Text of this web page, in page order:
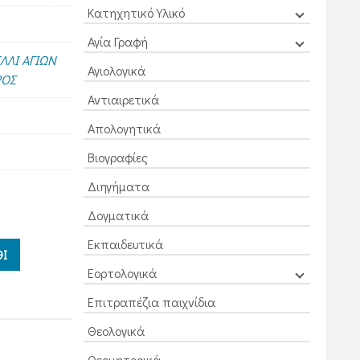
ΑΓΙΩΝ
Κατηχητικό Υλικό
Αγία Γραφή
Αγιολογικά
Αντιαιρετικά
Απολογητικά
Βιογραφίες
Διηγήματα
Δογματικά
Εκπαιδευτικά
Εορτολογικά
Επιτραπέζια παιχνίδια
Θεολογικά